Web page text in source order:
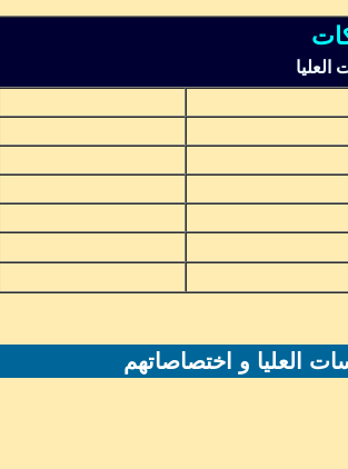
العليا
العليا و اختصاصاتهم